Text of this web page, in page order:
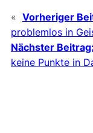
« Vorheriger
problemlos in
Nächster Beitrag:
keine Punkte in